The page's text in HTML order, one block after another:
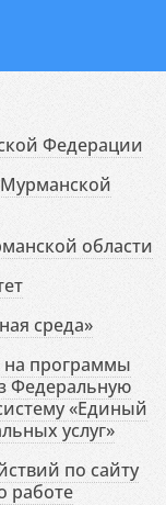
Федерации
области
среда»
на программы
Федеральную
«Единый
услуг»
по сайту
работе